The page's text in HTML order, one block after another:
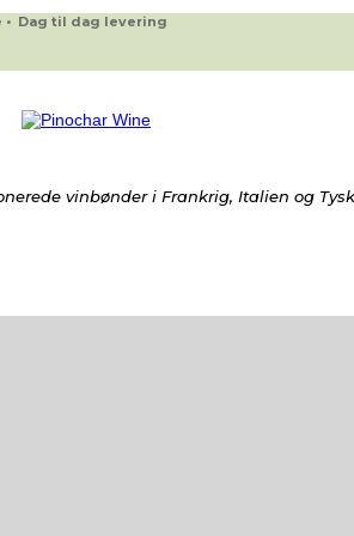
• Dag til dag levering
vinbønder i Frankrig, Italien og